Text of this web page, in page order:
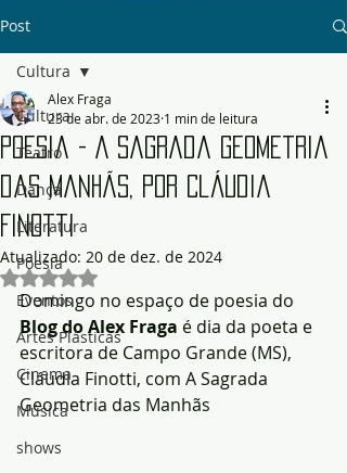
Post
Cultura
Teatro
Dança
Literatura
Poesia
Eventos
Artes Plásticas
Cinema
Música
shows
Cultura
Poesia - A Sagrada Geometria
das Manhãs, por Cláudia
Finotti
Alex Fraga
23 de abr. de 2023 1 min de leitura
Atualizado: 20 de dez. de 2024
Avaliado com NaN de 5 estrelas.
Domingo no espaço de poesia do
Blog do Alex Fraga é dia da poeta e
escritora de Campo Grande (MS),
Cláudia Finotti, com A Sagrada
Geometria das Manhãs